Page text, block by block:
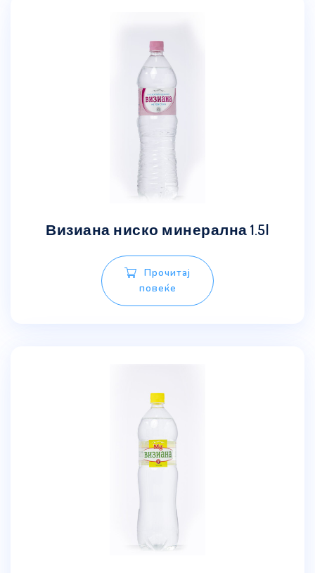
Визиана ниско минерална 1.5l
Прочитај
повеќе